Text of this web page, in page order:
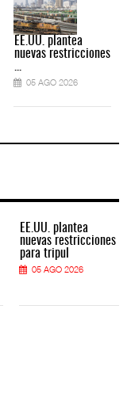
EE.UU. plantea
nuevas restricciones
05 AGO 2026
EE.UU. plantea
nuevas restricciones
para tripul
05 AGO 2026